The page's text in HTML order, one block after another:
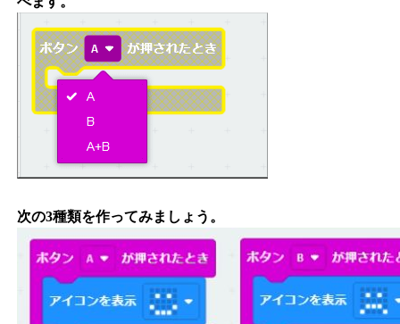
次の3種類を作ってみましょう。